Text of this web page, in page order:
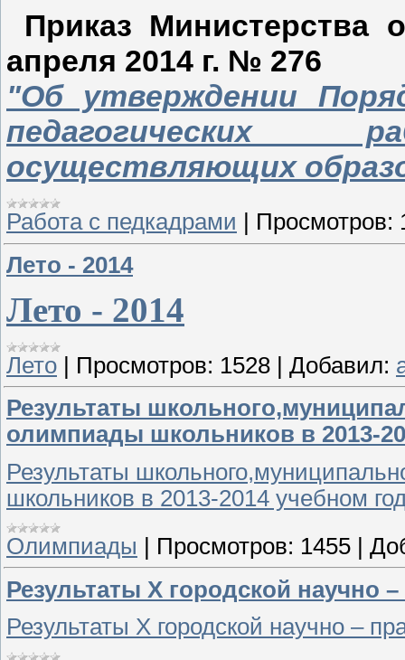
Приказ Министерства
апреля 2014 г. № 276
"Об утверждении
педагогических
осуществляющих
Работа с педкадрами Просмотров:
Лето - 2014
Лето - 2014
Лето | Просмотров: 1528 | Добавил:
Результаты
олимпиады школьников в 2013-
Результаты
школьников в 2013-2014 учебном
Олимпиады
Просмотров: 1455
Результаты Х городской научно
Результаты Х городской научно –